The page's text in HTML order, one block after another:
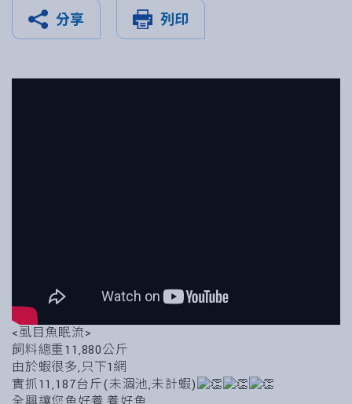
分享 列印
<虱目魚眠流>
飼料總重11,880公斤
由於蝦很多,只下1網
實抓11,187台斤(未涸池,未計蝦)